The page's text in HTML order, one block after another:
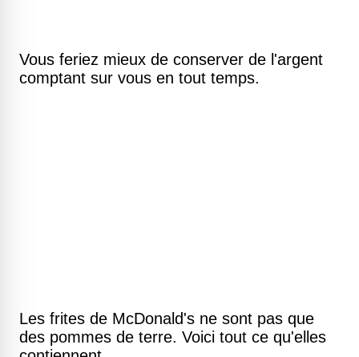
Vous feriez mieux de conserver de l'argent
comptant sur vous en tout temps.
Les frites de McDonald's ne sont pas que
des pommes de terre. Voici tout ce qu'elles